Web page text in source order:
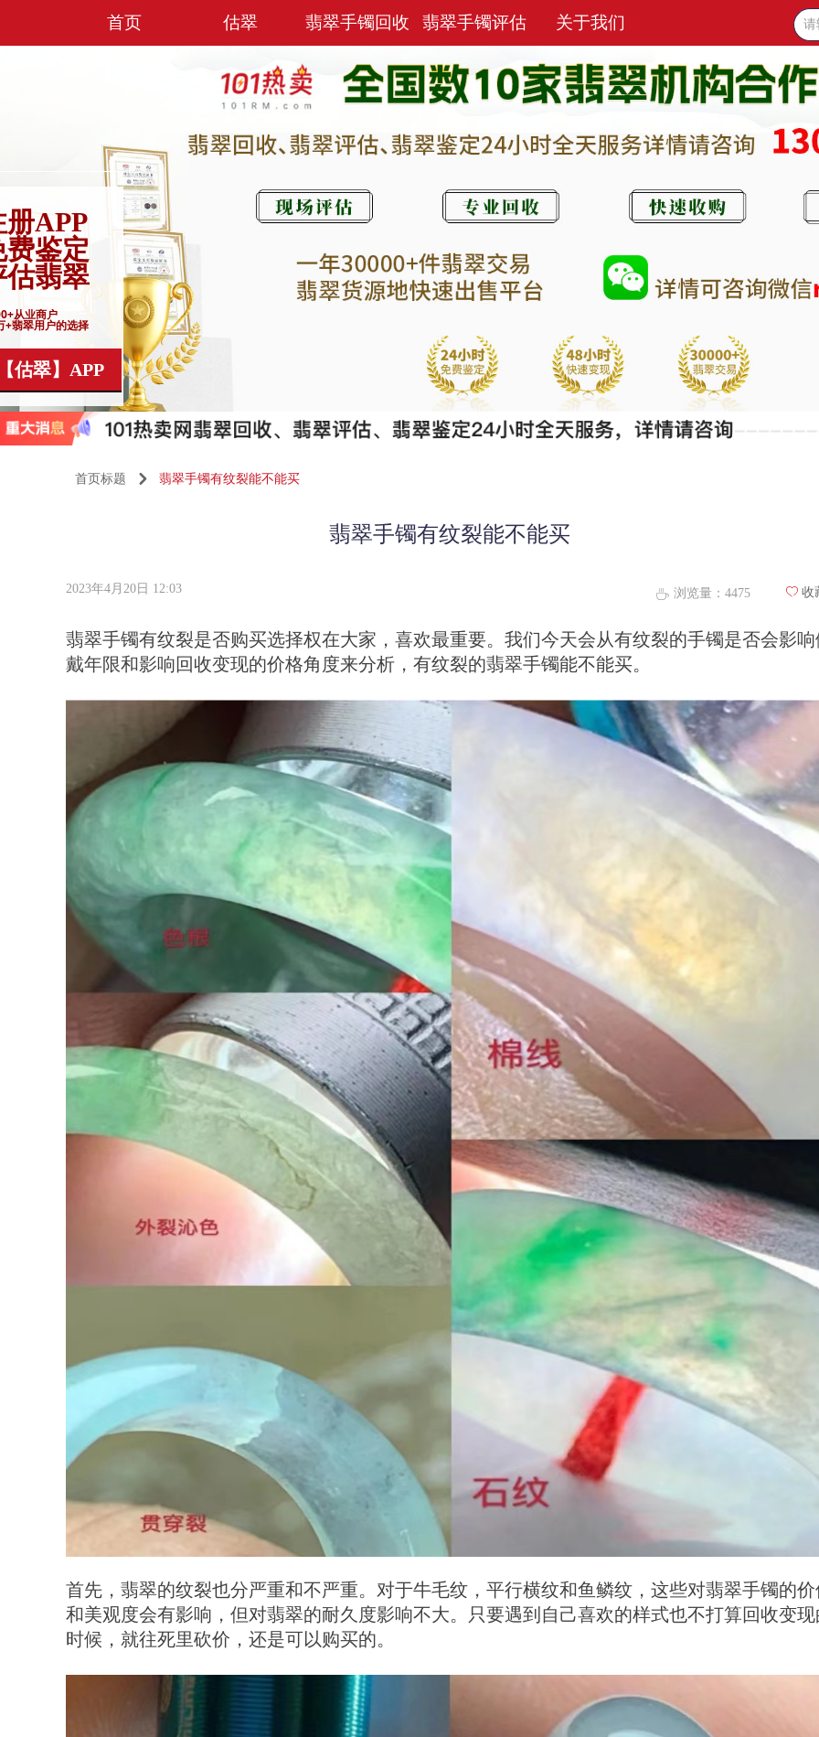
首页 估翠 翡翠手镯回收 翡翠手镯评估 关于我们
估翠】APP
从业商户
+翡翠用户的选择
册APP
费鉴定
估翡翠
翡翠手镯有纹裂能不能买
首页标题 낑 翡翠手镯有纹裂能不能买
翡翠手镯有纹裂是否购买选择权在大家，喜欢最重要。我们今天会从有纹裂的手镯是否会影响
戴年限和影响回收变现的价格角度来分析，有纹裂的翡翠手镯能不能买。
首先，翡翠的纹裂也分严重和不严重。对于牛毛纹，平行横纹和鱼鳞纹，这些对翡翠手镯的价
和美观度会有影响，但对翡翠的耐久度影响不大。只要遇到自己喜欢的样式也不打算回收变现
时候，就往死里砍价，还是可以购买的。
2023年4月20日 12:03 ꄘ 浏览量： 4475 ꄀ 收